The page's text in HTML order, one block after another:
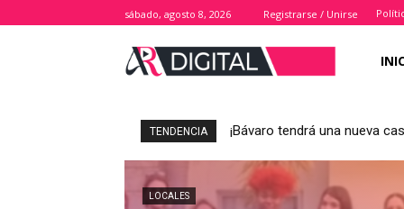
sábado, agosto 8, 2026 Registrarse / Unirse
TENDENCIA ¡Bávaro tendrá una nueva
LOCALES